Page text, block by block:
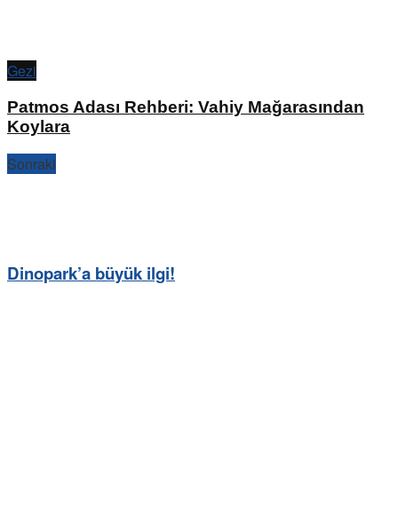
Gezi
Patmos Adası Rehberi: Vahiy Mağarasından
Koylara
Sonraki
Dinopark’a büyük ilgi!